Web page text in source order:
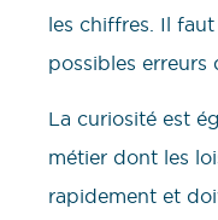
les chiffres. Il
possibles erreurs
La curiosité est
métier dont les
rapidement et